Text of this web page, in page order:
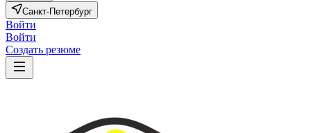
Санкт-Петербург
Войти
Войти
Создать резюме